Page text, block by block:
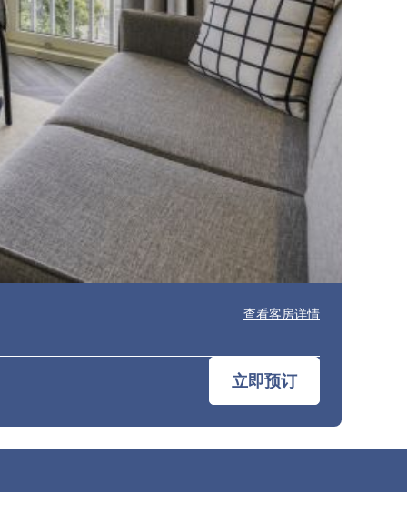
查看客房详情
立即预订